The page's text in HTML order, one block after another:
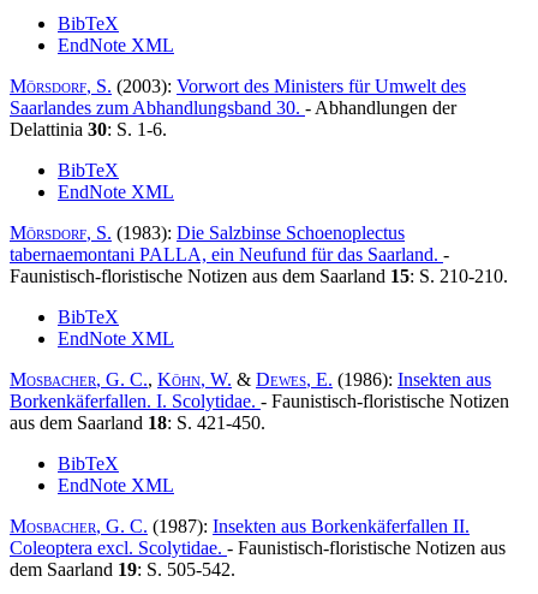
BibTeX
EndNote XML
Mörsdorf, S. (2003): Vorwort des Ministers für Umwelt des
Saarlandes zum Abhandlungsband 30. - Abhandlungen der
Delattinia 30: S. 1-6.
BibTeX
EndNote XML
Mörsdorf, S. (1983): Die Salzbinse Schoenoplectus
tabernaemontani PALLA, ein Neufund für das Saarland. -
Faunistisch-floristische Notizen aus dem Saarland 15: S. 210-210.
BibTeX
EndNote XML
Mosbacher, G. C., Köhn, W. & Dewes, E. (1986): Insekten aus
Borkenkäferfallen. I. Scolytidae. - Faunistisch-floristische Notizen
aus dem Saarland 18: S. 421-450.
BibTeX
EndNote XML
Mosbacher, G. C. (1987): Insekten aus Borkenkäferfallen II.
Coleoptera excl. Scolytidae. - Faunistisch-floristische Notizen aus
dem Saarland 19: S. 505-542.